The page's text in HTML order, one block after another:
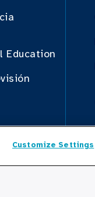
Education
Customize Settings